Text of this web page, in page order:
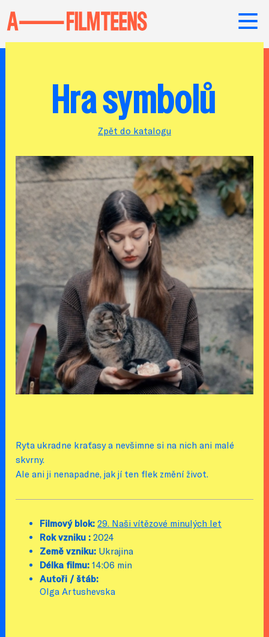
Hra symbolů
Zpět do katalogu
Ryta ukradne kraťasy a nevšimne si na nich ani malé
skvrny.
Ale ani ji nenapadne, jak jí ten flek změní život.
Filmový blok:29. Naši vítězové minulých let
Rok vzniku : 2024
Země vzniku: Ukrajina
Délka filmu: 14:06 min
Autoři / štáb:
Olga Artushevska